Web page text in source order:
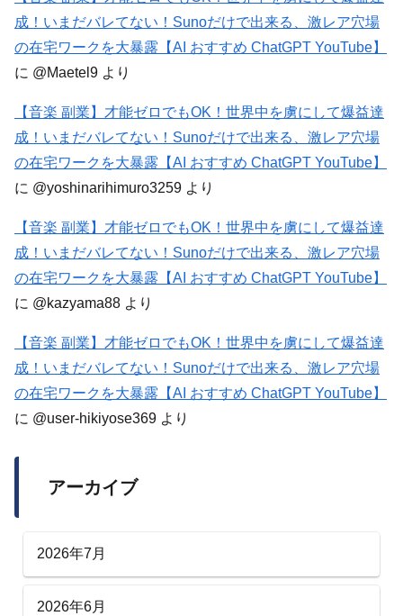
成！いまだバレてない！Sunoだけで出来る、激レア穴場
の在宅ワークを大暴露【AI おすすめ ChatGPT YouTube】
に @Maetel9 より
【音楽 副業】才能ゼロでもOK！世界中を虜にして爆益達
成！いまだバレてない！Sunoだけで出来る、激レア穴場
の在宅ワークを大暴露【AI おすすめ ChatGPT YouTube】
に @yoshinarihimuro3259 より
【音楽 副業】才能ゼロでもOK！世界中を虜にして爆益達
成！いまだバレてない！Sunoだけで出来る、激レア穴場
の在宅ワークを大暴露【AI おすすめ ChatGPT YouTube】
に @kazyama88 より
【音楽 副業】才能ゼロでもOK！世界中を虜にして爆益達
成！いまだバレてない！Sunoだけで出来る、激レア穴場
の在宅ワークを大暴露【AI おすすめ ChatGPT YouTube】
に @user-hikiyose369 より
アーカイブ
2026年7月
2026年6月